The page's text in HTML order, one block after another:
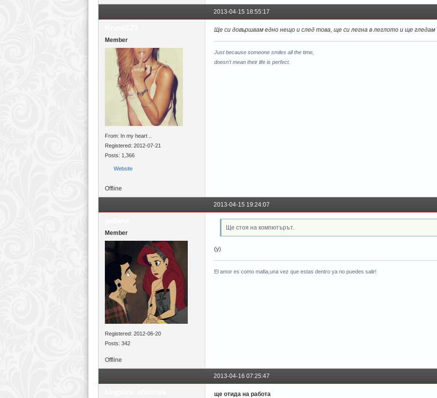
2013-04-15 18:55:17
Member
From: In my heart ..
Registered: 2012-07-21
Posts: 1,366
Website
Ще си довършвам едно нещо и след това, ще си легна в леглото и ще гледам
Just because someone smiles all the time,
doesn't mean their life is perfect.
Offline
2013-04-15 19:24:07
Member
Registered: 2012-06-20
Posts: 342
Ще стоя на компютърът.
(y)
El amor es como mafia,una vez que estas dentro ya no puedes salir!
Offline
2013-04-16 07:25:47
ще отида на работа